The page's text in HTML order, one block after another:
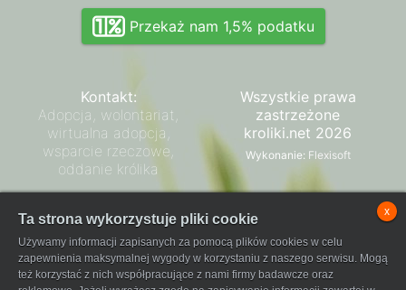
Przekaż nam 1,5% podatku
Kontakt:
Adopcja, wolontariat,
wirtualna adopcja,
wsparcie rzeczowe,
oddanie królika
Regulamin płatności
FaniPay
Wszystkie prawa
zastrzeżone
kroliki.net 2026
Wykonanie: Flexisoft
Ta strona wykorzystuje pliki cookie
Używamy informacji zapisanych za pomocą plików cookies w celu
zapewnienia maksymalnej wygody w korzystaniu z naszego serwisu. Mogą
też korzystać z nich współpracujące z nami firmy badawcze oraz
x